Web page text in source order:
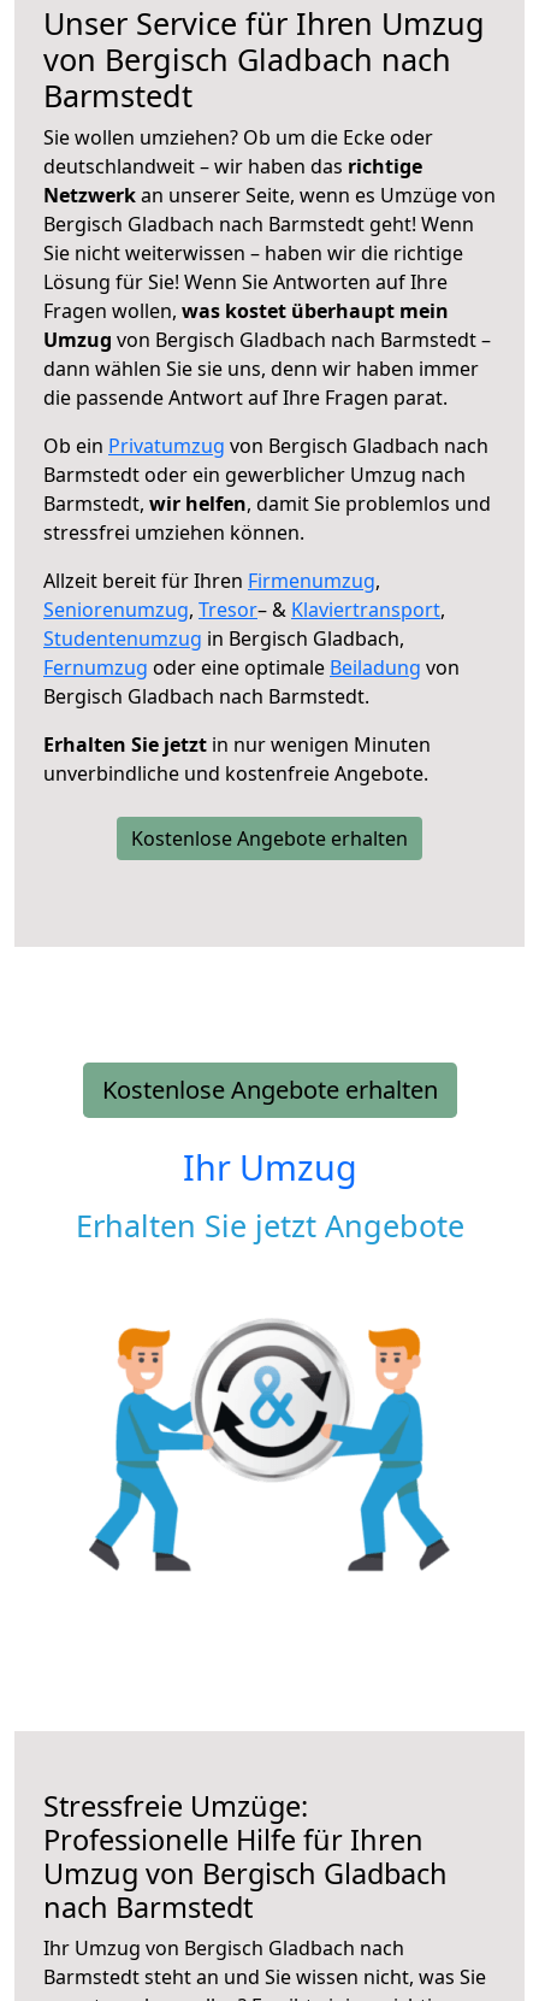
Unser Service für Ihren Umzug
von Bergisch Gladbach nach
Barmstedt
Sie wollen umziehen? Ob um die Ecke oder
deutschlandweit – wir haben das richtige
Netzwerkan unserer Seite, wenn es Umzüge von
Bergisch Gladbach nach Barmstedt geht! Wenn
Sie nicht weiterwissen – haben wir die richtige
Lösung für Sie! Wenn Sie Antworten auf Ihre
Fragen wollen, was kostet überhaupt mein
Umzug von Bergisch Gladbach nach Barmstedt –
dann wählen Sie sie uns, denn wir haben immer
die passende Antwort auf Ihre Fragen parat.
Ob ein Privatumzug von Bergisch Gladbach nach
Barmstedt oder ein gewerblicher Umzug nach
Barmstedt, wir helfen, damit Sie problemlos und
stressfrei umziehen können.
Allzeit bereit für Ihren Firmenumzug,
Seniorenumzug, Tresor– & Klaviertransport,
Studentenumzug in Bergisch Gladbach,
Fernumzug oder eine optimale Beiladung von
Bergisch Gladbach nach Barmstedt.
Erhalten Sie jetzt in nur wenigen Minuten
unverbindliche und kostenfreie Angebote.
Kostenlose Angebote erhalten
Kostenlose Angebote erhalten
Ihr Umzug
Erhalten Sie jetzt Angebote
Stressfreie Umzüge:
Professionelle Hilfe für Ihren
Umzug von Bergisch Gladbach
nach Barmstedt
Ihr Umzug von Bergisch Gladbach nach
Barmstedt steht an und Sie wissen nicht, was Sie